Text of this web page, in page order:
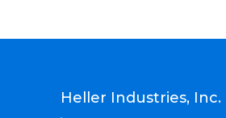
Heller Industries, Inc.